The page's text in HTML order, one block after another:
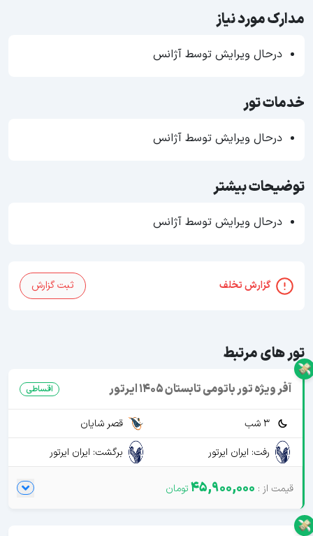
مدارک مورد نیاز
درحال ویرایش توسط آژانس
خدمات تور
درحال ویرایش توسط آژانس
توضیحات بیشتر
درحال ویرایش توسط آژانس
گزارش تخلف ثبت گزارش
تور های مرتبط
آفر ویژه تور باتومی تابستان 1405 ایرتور اقساطی
3 شب
قصر شایان
رفت: ایران ایرتور
برگشت: ایران ایرتور
45,900,000